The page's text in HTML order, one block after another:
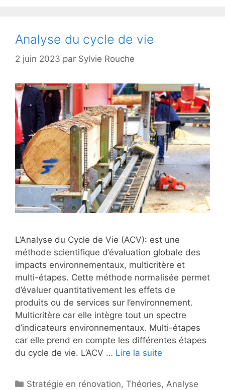
Analyse du cycle de vie
2 juin 2023 par Sylvie Rouche
L’Analyse du Cycle de Vie (ACV): est une
méthode scientifique d’évaluation globale des
impacts environnementaux, multicritère et
multi-étapes. Cette méthode normalisée permet
d’évaluer quantitativement les effets de
produits ou de services sur l’environnement.
Multicritère car elle intègre tout un spectre
d’indicateurs environnementaux. Multi-étapes
car elle prend en compte les différentes étapes
du cycle de vie. L’ACV … Lire la suite
Catégories
Stratégie en rénovation,Théories,Analyse